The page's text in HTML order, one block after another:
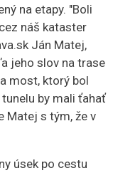
na etapy. "Boli
náš kataster
Ján Matej,
jeho slov na trase
most, ktorý bol
by mali ťahať
Matej s tým, že v
úsek po cestu